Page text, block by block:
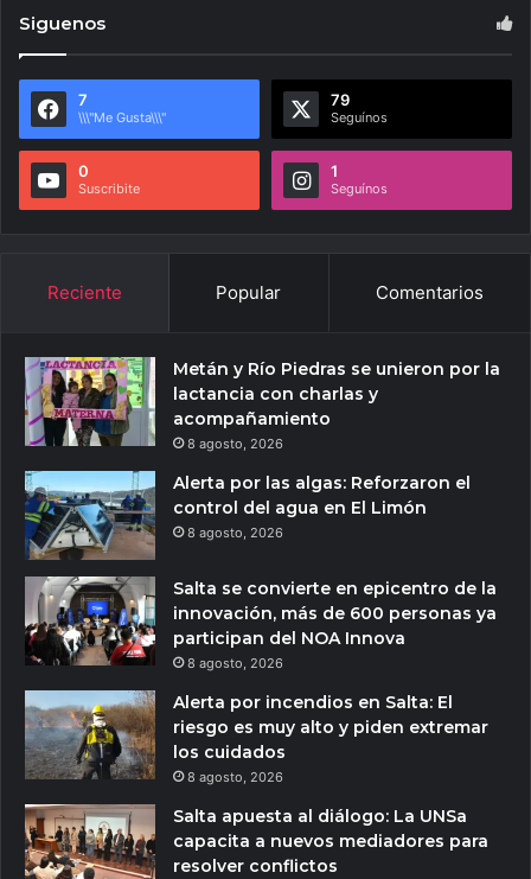
Siguenos
7
\\\"Me Gusta\\\"
79
Seguínos
0
Suscribite
1
Seguínos
Reciente Popular Comentarios
Metán y Río Piedras se unieron por la
lactancia con charlas y
acompañamiento
8 agosto, 2026
Alerta por las algas: Reforzaron el
control del agua en El Limón
8 agosto, 2026
Salta se convierte en epicentro de la
innovación, más de 600 personas ya
participan del NOA Innova
8 agosto, 2026
Alerta por incendios en Salta: El
riesgo es muy alto y piden extremar
los cuidados
8 agosto, 2026
Salta apuesta al diálogo: La UNSa
capacita a nuevos mediadores para
resolver conflictos